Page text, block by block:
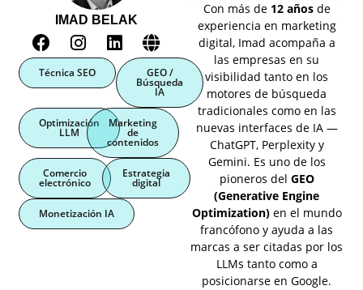
IMAD BELAK
Técnica SEO GEO /
Búsqueda
IA
Optimización
LLM
Marketing
de
contenidos
Comercio
electrónico
Estrategia
digital
Monetización IA
Con más de 12 añosde
experiencia en marketing
digital, Imad acompaña a
las empresas en su
visibilidad tanto en los
motores de búsqueda
tradicionales como en las
nuevas interfaces de IA —
ChatGPT, Perplexity y
Gemini. Es uno de los
pioneros del GEO
(Generative Engine
Optimization)en el mundo
francófono y ayuda a las
marcas a ser citadas por los
LLMs tanto como a
posicionarse en Google.